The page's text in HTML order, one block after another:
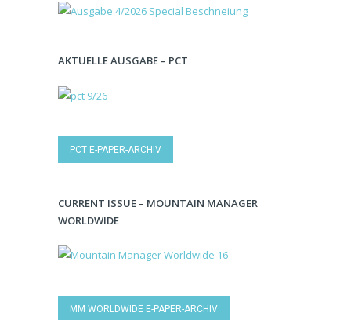
AKTUELLE AUSGABE – PCT
PCT E-PAPER-ARCHIV
CURRENT ISSUE – MOUNTAIN MANAGER
WORLDWIDE
MM WORLDWIDE E-PAPER-ARCHIV